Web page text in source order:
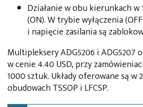
Działanie w obu kierunkach
(ON). W trybie wyłączenia
i napięcie zasilania są
Multipleksery ADG5206 i ADG5207
w cenie 4.40 USD, przy
1000 sztuk. Układy oferowane są w
obudowach TSSOP i LFCSP.